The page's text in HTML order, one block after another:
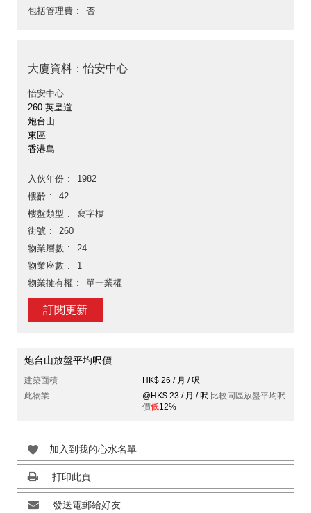
包括管理費
否
大廈資料：怡安中心
怡安中心
260 英皇道
炮台山
東區
香港島
入伙年份
1982
樓齡
42
樓盤類型
寫字樓
街號
260
物業層數
24
物業座數
1
物業擁有權
單一業權
訂閱更新
炮台山放盤平均呎價
建築面積
HK$ 26 / 月 / 呎
此物業
@HK$ 23 / 月 / 呎 比較同區放盤平均呎
價低12%
加入到我的心水名單
打印此頁
發送電郵給好友